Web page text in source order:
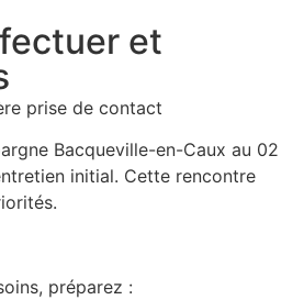
et
prise de contact
Bacqueville-en-Caux au 02
initial. Cette rencontre
préparez :